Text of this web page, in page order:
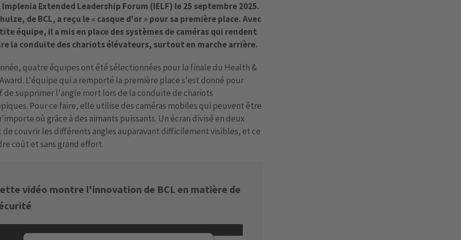
Extended Leadership Forum (IELF) le 25 septembre 2025.
de BCL, a reçu le « casque d'or » pour sa première place. Avec
équipe, il a mis en place des systèmes de caméras qui rendent
la conduite des chariots élévateurs, surtout en marche arrière.
quatre équipes ont été sélectionnées pour la finale du Health &
L'équipe qui a remporté la première place s'est donné pour
de supprimer l'angle mort lors de la conduite de chariots
Pour ce faire, elle utilise des caméras mobiles qui peuvent être
où grâce à des aimants puissants. Un écran divisé en deux
de couvrir les différents angles auparavant difficilement visibles, et ce
coût et sans grand effort.
vidéo montre l'innovation de BCL en matière de